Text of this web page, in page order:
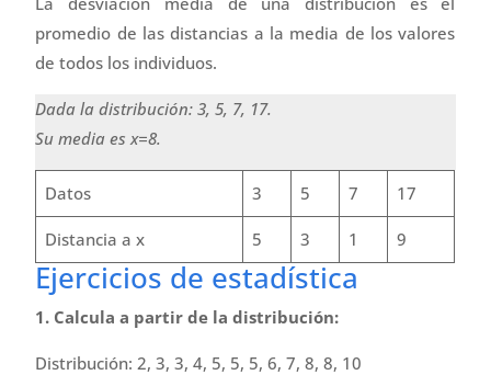
promedio de las distancias a la media de los valores
de todos los individuos.
Dada la distribución: 3, 5, 7, 17.
Su media esx=8.
Datos 3 5 7 17
Distancia a x 5 3 1 9
Ejercicios de estadística
1. Calcula a partir de la distribución:
Distribución: 2, 3, 3, 4, 5, 5, 5, 6, 7, 8, 8, 10